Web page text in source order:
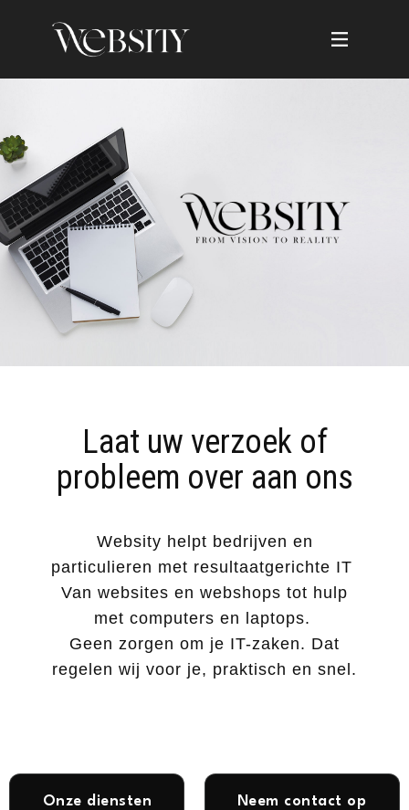
Laat uw verzoek of
probleem over aan ons
Websity helpt ​bedrijven en
particulieren met resultaatgerichte IT
Van websites en webshops tot hulp
met computers en laptops.
Geen zorgen om je IT-zaken. Dat
regelen wij voor je, praktisch en snel.
Onze diensten Neem contact op